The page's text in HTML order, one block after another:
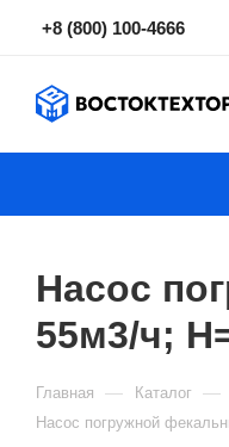
+8 (800) 100-4666
Насос
55м3/ч;
Главная — Каталог —
Насос погружной